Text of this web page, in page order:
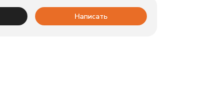
Написать